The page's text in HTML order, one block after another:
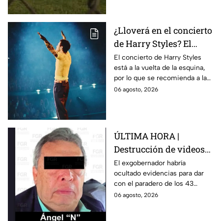
¿Lloverá en el concierto
de Harry Styles? El
pronóstico del clima
para este viernes en
CDMX
El concierto de Harry Styles
está a la vuelta de la esquina,
por lo que se recomienda a las
y los fanáticos revisar el clima
06 agosto, 2026
ÚLTIMA HORA |
Destrucción de videos
clave y amenazas a
testigos por parte de
exgobernador Ángel
Aguirre: FGR
El exgobernador habría
ocultado evidencias para dar
con el paradero de los 43
estudiantes desaparecidos de
06 agosto, 2026